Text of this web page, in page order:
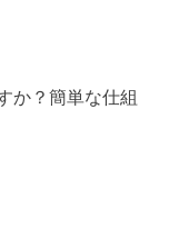
か？簡単な仕組